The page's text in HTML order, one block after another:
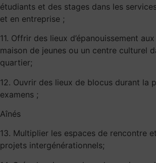
étudiants et des stages dans les
et en entreprise ;
11. Offrir des lieux d’épanouissement
maison de jeunes ou un centre culturel
quartier;
12. Ouvrir des lieux de blocus durant la
examens ;
Aînés
13. Multiplier les espaces de rencontre
projets intergénérationnels;